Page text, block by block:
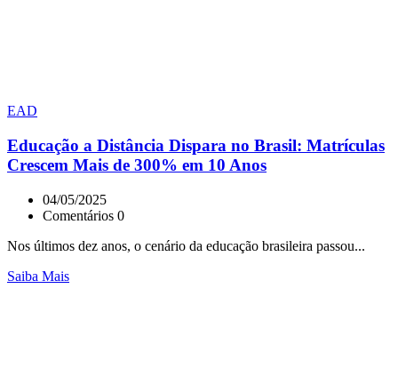
EAD
Educação a Distância Dispara no Brasil: Matrículas
Crescem Mais de 300% em 10 Anos
04/05/2025
Comentários 0
Nos últimos dez anos, o cenário da educação brasileira passou...
Saiba Mais